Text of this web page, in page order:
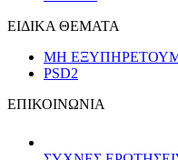
ΕΙΔΙΚΑ ΘΕΜΑΤΑ
ΜΗ
PSD2
ΕΠΙΚΟΙΝΩΝΙΑ